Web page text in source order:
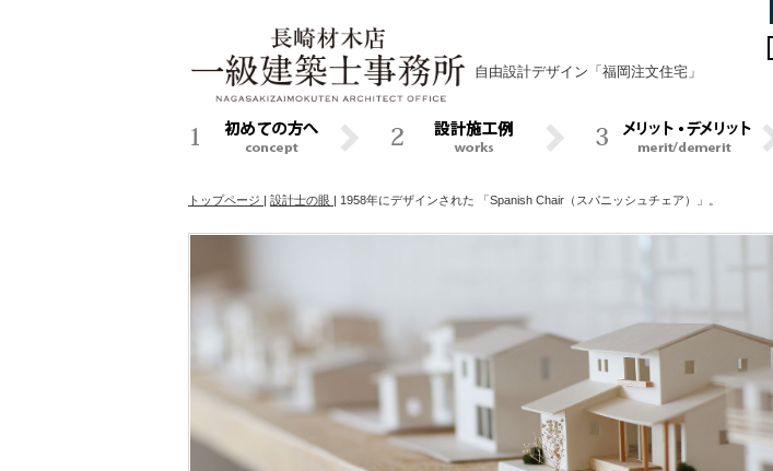
自由設計デザイン 「福岡注文住宅」
トップページ | 設計士の眼 | 1958年にデザインされた 「Spanish Chair（スパニッシュチェア）」。